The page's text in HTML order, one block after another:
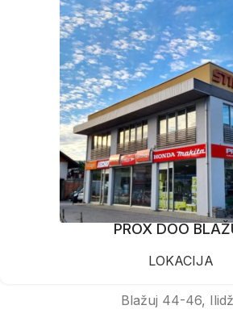
PROX DOO
LOKACIJA
Blažuj 44-46,